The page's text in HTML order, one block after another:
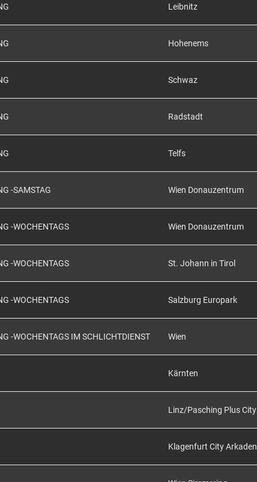
Leibnitz
Hohenems
Schwaz
Radstadt
Telfs
-SAMSTAG Wien Donauzentrum
-WOCHENTAGS Wien Donauzentrum
-WOCHENTAGS St. Johann in Tirol
-WOCHENTAGS Salzburg Europark
-WOCHENTAGS IM SCHLICHTDIENST Wien
Kärnten
Linz/Pasching Plus City
Klagenfurt City Arkaden